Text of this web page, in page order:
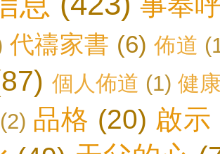
代禱家書 (6) 佈道
個人佈道 (1) 健
(2) 品格 (20) 啟示